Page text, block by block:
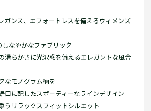
ガンス、エフォートレスを備えるウィメンズ
しなやかなファブリック
滑らかさに光沢感を備えるエレガントな風合
なモノグラム柄を
口に配したスポーティーなラインデザイン
うリラックスフィットシルエット